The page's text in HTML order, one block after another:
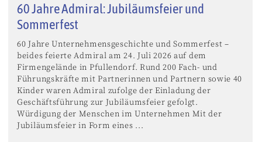
60 Jahre Admiral: Jubiläumsfeier und
Sommerfest
60 Jahre Unternehmensgeschichte und Sommerfest –
beides feierte Admiral am 24. Juli 2026 auf dem
Firmengelände in Pfullendorf. Rund 200 Fach- und
Führungskräfte mit Partnerinnen und Partnern sowie 40
Kinder waren Admiral zufolge der Einladung der
Geschäftsführung zur Jubiläumsfeier gefolgt.
Würdigung der Menschen im Unternehmen Mit der
Jubiläumsfeier in Form eines ...